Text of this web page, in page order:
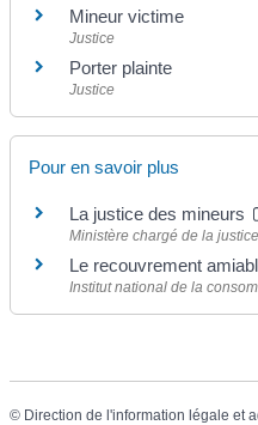
Mineur victime
Justice
Porter plainte
Justice
Pour en savoir plus
La justice des mineurs
Ministère chargé de la justice
Le recouvrement
Institut national de la
© Direction de l'information légale et